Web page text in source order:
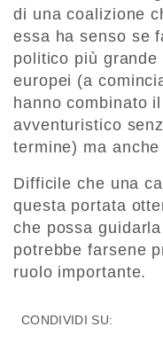
di una coalizione
essa ha senso se
politico più
europei (a
hanno combinato
avventuristico
termine) ma
Difficile che una
questa portata
che possa
potrebbe farsene
ruolo importante.
CONDIVIDI SU: